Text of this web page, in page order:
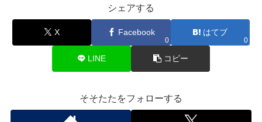
シェアする
X Facebook
0
はてブ
0
LINE コピー
そそたたをフォローする